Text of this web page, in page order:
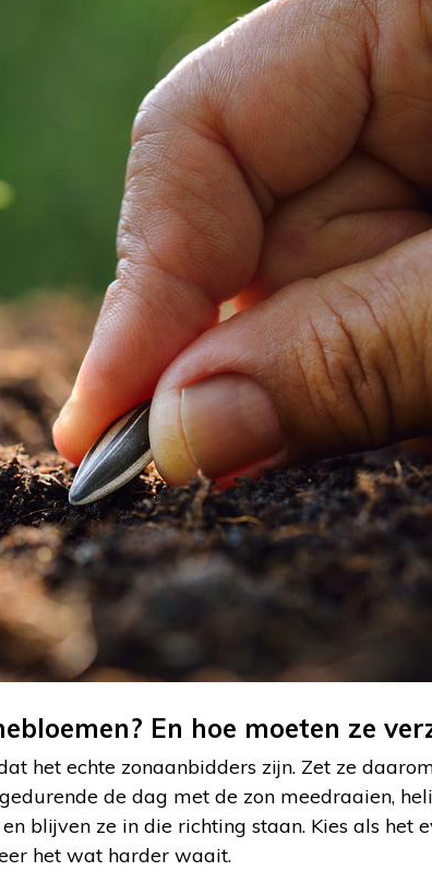
En hoe moeten ze
het echte zonaanbidders zijn. Zet ze
de dag met de zon meedraaien,
blijven ze in die richting staan. Kies als het
het wat harder waait.